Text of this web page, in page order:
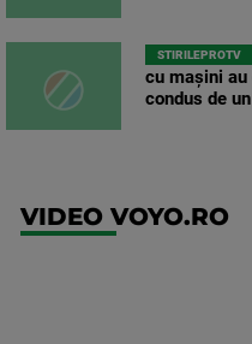
STIRILEPROTV
cu mașini au
condus de
VIDEO VOYO.RO